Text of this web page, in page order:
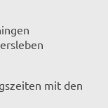
mit den